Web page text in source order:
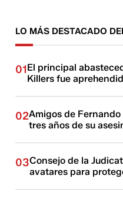
LO MÁS DESTACADO
01El principal
Killers fue
02Amigos de
tres años de su
03Consejo de la
avatares para